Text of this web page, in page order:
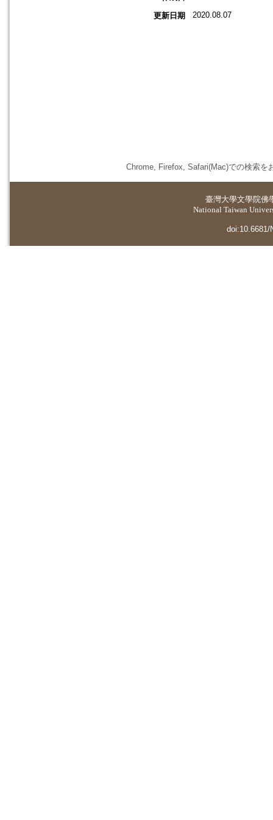
更新日期 2020.08.07
Chrome, Firefox, Safari(Mac)での検索を
臺灣大學文學院佛
National Taiwan
doi:10.6681/